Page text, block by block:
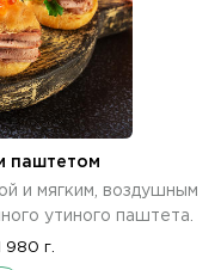
паштетом
и мягким, воздушным
утиного паштета.
980 г.